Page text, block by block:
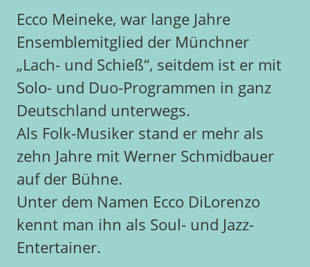
Ecco Meineke, war lange Jahre
Ensemblemitglied der Münchner
„Lach- und Schieß“, seitdem ist er mit
Solo- und Duo-Programmen in ganz
Deutschland unterwegs.
Als Folk-Musiker stand er mehr als
zehn Jahre mit Werner Schmidbauer
auf der Bühne.
Unter dem Namen Ecco DiLorenzo
kennt man ihn als Soul- und Jazz-
Entertainer.